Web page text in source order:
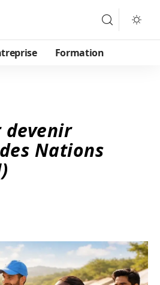
Formation
devenir
Nations